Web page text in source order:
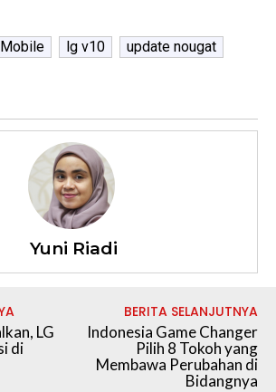
Mobile lg v10 update nougat
Yuni Riadi
LG
di
BERITA SELANJUTNYA
Indonesia Game Changer
Pilih 8 Tokoh yang
Membawa Perubahan di
Bidangnya